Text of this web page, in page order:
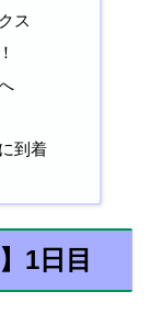
ス
到着
1日目